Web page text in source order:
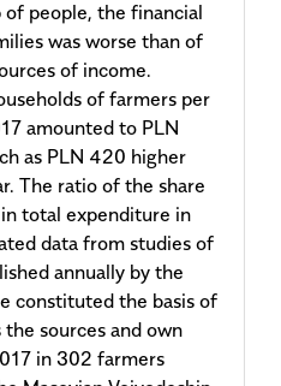
people, the financial
was worse than of
of income.
of farmers per
amounted to PLN
as PLN 420 higher
The ratio of the share
total expenditure in
data from studies of
annually by the
constituted the basis of
sources and own
in 302 farmers